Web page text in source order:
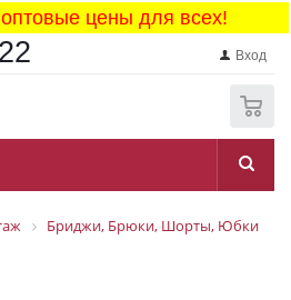
цены для всех!
Вход
Бриджи, Брюки, Шорты, Юбки